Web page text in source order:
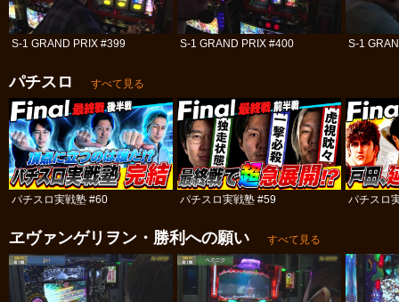
S-1 GRAND PRIX #399 S-1 GRAND PRIX #400 S-1
パチスロ すべて見る
パチスロ実戦塾 #60 パチスロ実戦塾 #59 パチスロ
ヱヴァンゲリヲン・勝利への願い すべて見る